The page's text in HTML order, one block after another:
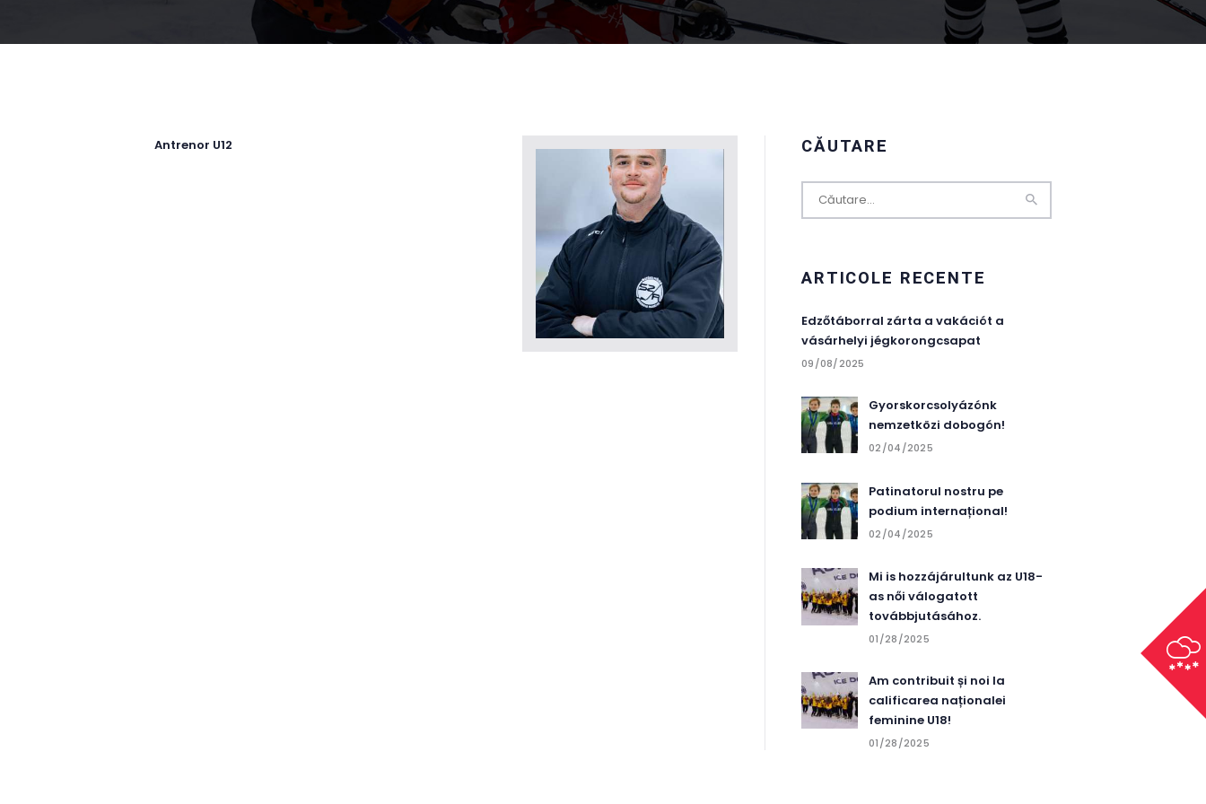
Antrenor U12 CĂUTARE
ARTICOLE RECENTE
Edzőtáborral zárta a vakációt a
vásárhelyi jégkorongcsapat
09/08/2025
Gyorskorcsolyázónk
nemzetközi dobogón!
02/04/2025
Patinatorul nostru pe
podium internațional!
02/04/2025
Mi is hozzájárultunk az U18-
as női válogatott
továbbjutásához.
01/28/2025
Am contribuit și noi la
calificarea naționalei
feminine U18!
01/28/2025